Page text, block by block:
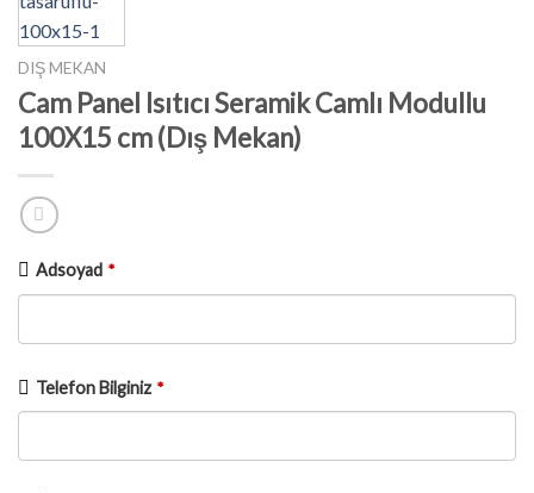
DIŞ MEKAN
Cam Panel Isıtıcı Seramik Camlı Modullu
100X15 cm (Dış Mekan)
Adsoyad *
Telefon Bilginiz *